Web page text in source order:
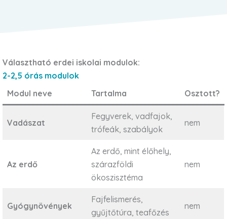
Választható erdei iskolai modulok:
2-2,5 órás modulok
Modul neve
Tartalma Osztott?
Vadászat
Fegyverek, vadfajok,
trófeák, szabályok
nem
Az erdő
Az erdő, mint élőhely,
szárazföldi
ökoszisztéma
nem
Gyógynövények
Fajfelismerés,
gyűjtőtúra, teafőzés
nem